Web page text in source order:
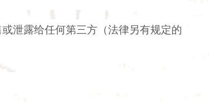
泄露给任何第三方（法律另有规定的